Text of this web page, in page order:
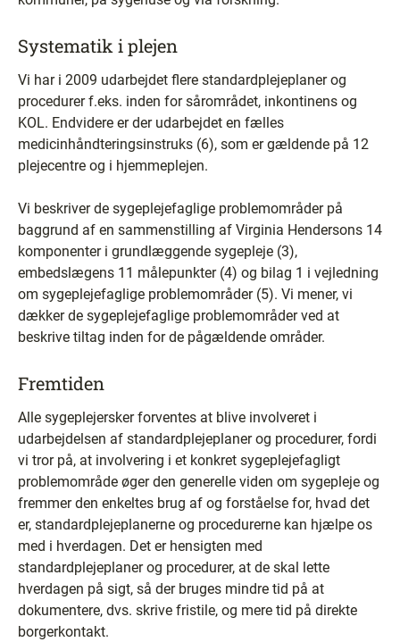
Systematik i plejen
Vi har i 2009 udarbejdet flere standardplejeplaner og
procedurer f.eks. inden for sårområdet, inkontinens og
KOL. Endvidere er der udarbejdet en fælles
medicinhåndteringsinstruks (6), som er gældende på 12
plejecentre og i hjemmeplejen.
Vi beskriver de sygeplejefaglige problemområder på
baggrund af en sammenstilling af Virginia Hendersons 14
komponenter i grundlæggende sygepleje (3),
embedslægens 11 målepunkter (4) og bilag 1 i vejledning
om sygeplejefaglige problemområder (5). Vi mener, vi
dækker de sygeplejefaglige problemområder ved at
beskrive tiltag inden for de pågældende områder.
Fremtiden
Alle sygeplejersker forventes at blive involveret i
udarbejdelsen af standardplejeplaner og procedurer, fordi
vi tror på, at involvering i et konkret sygeplejefagligt
problemområde øger den generelle viden om sygepleje og
fremmer den enkeltes brug af og forståelse for, hvad det
er, standardplejeplanerne og procedurerne kan hjælpe os
med i hverdagen. Det er hensigten med
standardplejeplaner og procedurer, at de skal lette
hverdagen på sigt, så der bruges mindre tid på at
dokumentere, dvs. skrive fristile, og mere tid på direkte
borgerkontakt.